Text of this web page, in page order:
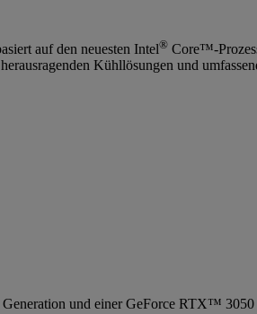
auf den neuesten Intel® Core™-
Kühllösungen und
und einer GeForce RTX™ 3050